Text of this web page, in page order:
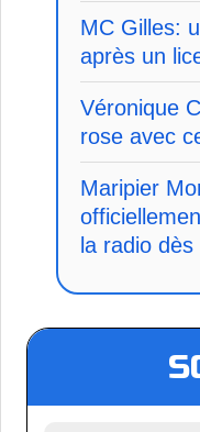
MC Gilles:
après un
Véronique
rose avec
Maripier
la radio